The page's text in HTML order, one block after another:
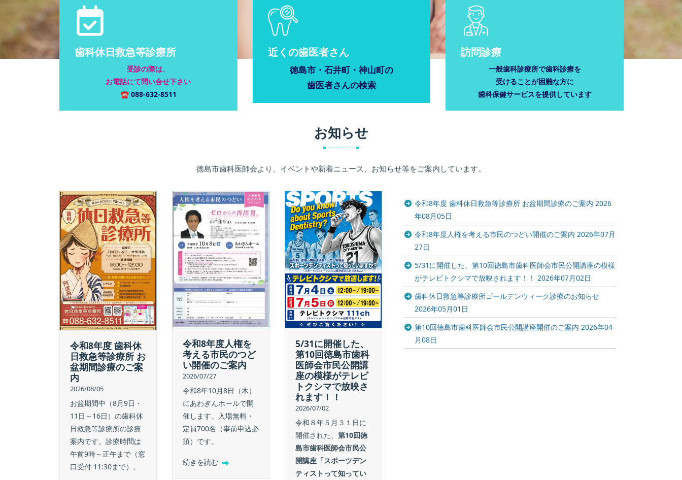
歯科休日救急等診療所
受診の際は、
お電話にて問い合せ下さい
☎ 088-632-8511
近くの歯医者さん
徳島市・石井町・神山町の
歯医者さんの検索
訪問診療
一般歯科診療所で歯科診療を
受けることが困難な方に
歯科保健サービスを提供しています
お知らせ
徳島市歯科医師会より、イベントや新着ニュース、お知らせ等をご案内しています。
令和8年度 歯科休
日救急等診療所 お
盆期間診療のご案
内
2026/08/05
お盆期間中（8月9日・
11日～16日）の歯科休
日救急等診療所の診療
案内です。診療時間は
午前9時～正午まで（窓
口受付 11:30まで）。
令和8年度人権を
考える市民のつど
い開催のご案内
2026/07/27
令和8年10月8日（木）
にあわぎんホールで開
催します。入場無料・
定員700名（事前申込必
須）です。
続きを読む
5/31に開催した、
第10回徳島市歯科
医師会市民公開講
座の模様がテレビ
トクシマで放映さ
れます！！
2026/07/02
令和８年５月３１日に
開催された、 第10回徳
島市歯科医師会市民公
開講座「スポーツデン
ティストって知ってい
歯科休日救急等診
療所ゴールデンウ
ィーク診療のお知
らせ
2026/05/01
歯科休日救急等診療所
ゴールデンウィーク診
第10回徳島市歯科
医師会市民公開講
座開催のご案内
第１０回徳島市歯科医
師会 市民公開講座
令和8年度 歯科休日救急等診療所 お盆期間診療のご案内 2026
年08月05日
令和8年度人権を考える市民のつどい開催のご案内 2026年07月
27日
5/31に開催した、第10回徳島市歯科医師会市民公開講座の模様
がテレビトクシマで放映されます！！ 2026年07月02日
歯科休日救急等診療所ゴールデンウィーク診療のお知らせ
2026年05月01日
第10回徳島市歯科医師会市民公開講座開催のご案内 2026年04
月08日